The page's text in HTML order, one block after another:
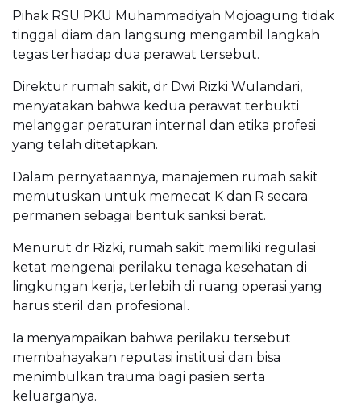
Pihak RSU PKU Muhammadiyah Mojoagung tidak
tinggal diam dan langsung mengambil langkah
tegas terhadap dua perawat tersebut.
Direktur rumah sakit, dr Dwi Rizki Wulandari,
menyatakan bahwa kedua perawat terbukti
melanggar peraturan internal dan etika profesi
yang telah ditetapkan.
Dalam pernyataannya, manajemen rumah sakit
memutuskan untuk memecat K dan R secara
permanen sebagai bentuk sanksi berat.
Menurut dr Rizki, rumah sakit memiliki regulasi
ketat mengenai perilaku tenaga kesehatan di
lingkungan kerja, terlebih di ruang operasi yang
harus steril dan profesional.
Ia menyampaikan bahwa perilaku tersebut
membahayakan reputasi institusi dan bisa
menimbulkan trauma bagi pasien serta
keluarganya.